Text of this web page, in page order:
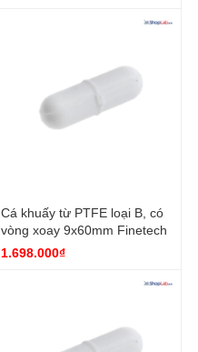
Cá khuấy từ PTFE loại B, có
vòng xoay 9x60mm Finetech
1.698.000₫